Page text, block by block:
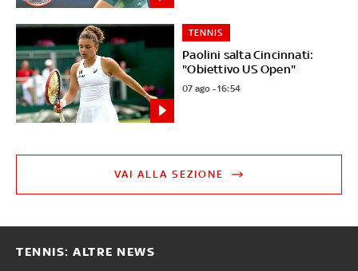
Paolini salta Cincinnati:
"Obiettivo US Open"
TENNIS
07 ago - 16:54
VAI ALLA SEZIONE
TENNIS: ALTRE NEWS